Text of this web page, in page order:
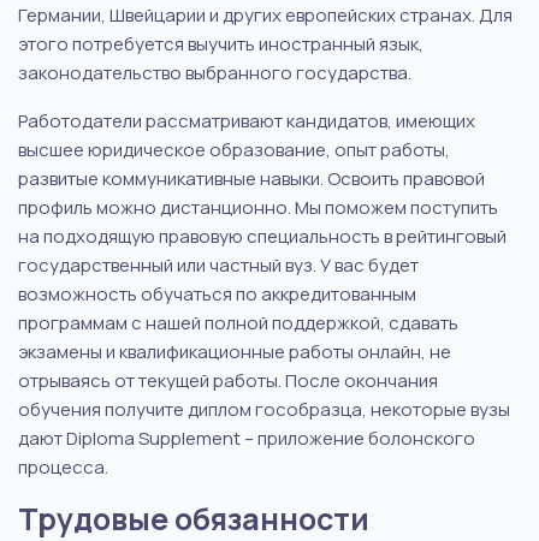
Германии, Швейцарии и других европейских странах. Для
этого потребуется выучить иностранный язык,
законодательство выбранного государства.
Работодатели рассматривают кандидатов, имеющих
высшее юридическое образование, опыт работы,
развитые коммуникативные навыки. Освоить правовой
профиль можно дистанционно. Мы поможем поступить
на подходящую правовую специальность в рейтинговый
государственный или частный вуз. У вас будет
возможность обучаться по аккредитованным
программам с нашей полной поддержкой, сдавать
экзамены и квалификационные работы онлайн, не
отрываясь от текущей работы. После окончания
обучения получите диплом гособразца, некоторые вузы
дают Diploma Supplement – приложение болонского
процесса.
Трудовые обязанности